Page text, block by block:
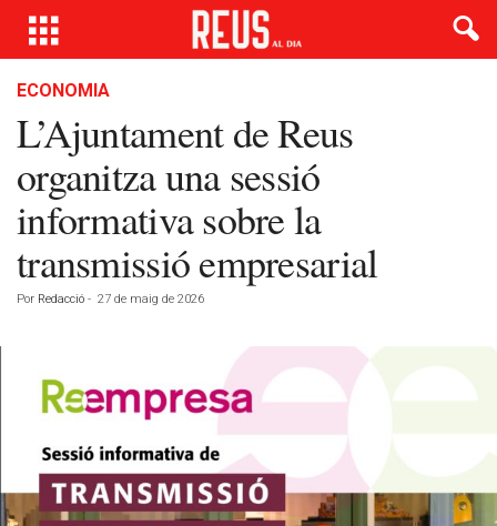
ECONOMIA
L’Ajuntament de Reus
organitza una sessió
informativa sobre la
transmissió empresarial
Por Redacció - 27 de maig de 2026